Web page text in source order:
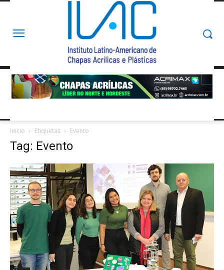
Inicio Etiquetas Evento
Tag: Evento